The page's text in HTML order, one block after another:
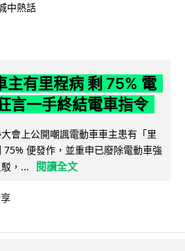
中熱話
主有里程病 剩 75% 電
言一手終結電車指令
會上公開嘲諷電動車車主患有「里
便發作，並重申已廢除電動車強
，...
閱讀全文